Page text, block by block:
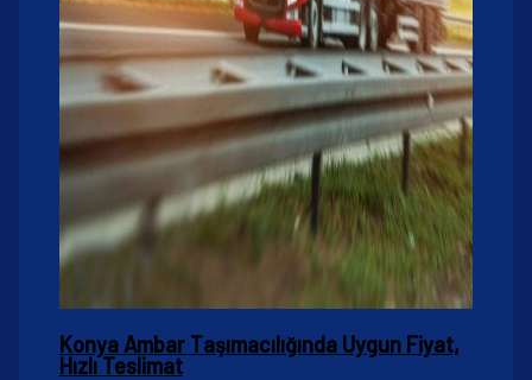
Konya Ambar Taşımacılığında Uygun Fiyat,
Hızlı Teslimat